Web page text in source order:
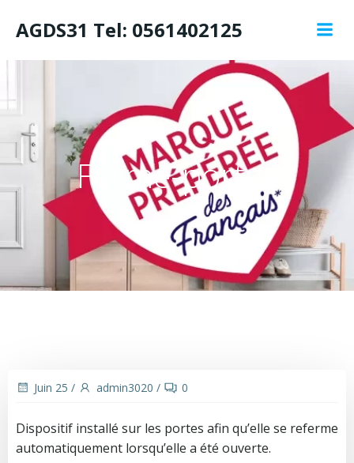
au
AGDS31 Tel: 0561402125
Ferme-portes
Juin 25 / admin3020 / 0
Dispositif installé sur les portes afin qu’elle se referme
automatiquement lorsqu’elle a été ouverte.